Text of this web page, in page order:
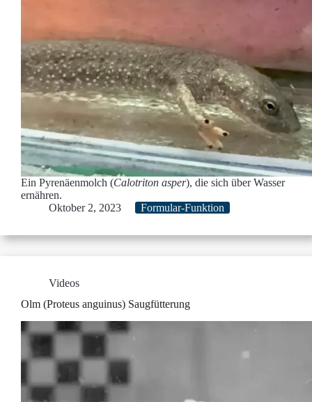
Ein Pyrenäenmolch (Calotriton asper), die sich über Wasser
ernähren.
Oktober 2, 2023
Formular-Funktion
Videos
Olm (Proteus anguinus) Saugfütterung